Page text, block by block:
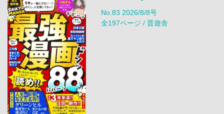
No.83 2026/8/8号
全197ページ / 晋遊舎